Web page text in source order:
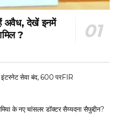
अवैध, देखें इनमें
?
इंटरनेट सेवा बंद, 600 परFIR
के नए चांसलर डॉक्टर सैय्यदना सैफुद्दीन?